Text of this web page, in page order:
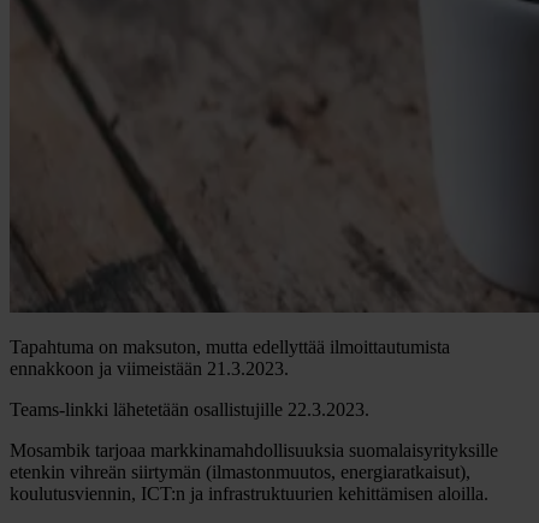
Tapahtuma on maksuton, mutta edellyttää ilmoittautumista
ennakkoon ja viimeistään 21.3.2023.
Teams-linkki lähetetään osallistujille 22.3.2023.
Mosambik tarjoaa markkinamahdollisuuksia suomalaisyrityksille
etenkin vihreän siirtymän (ilmastonmuutos, energiaratkaisut),
koulutusviennin, ICT:n ja infrastruktuurien kehittämisen aloilla.